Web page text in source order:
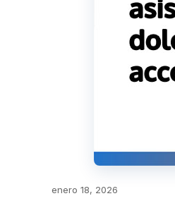
enero 18, 2026